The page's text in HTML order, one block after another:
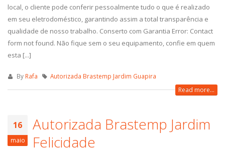
local, o cliente pode conferir pessoalmente tudo o que é realizado
em seu eletrodoméstico, garantindo assim a total transparência e
qualidade de nosso trabalho. Conserto com Garantia Error: Contact
form not found. Não fique sem o seu equipamento, confie em quem
esta [...]
By Rafa Autorizada Brastemp Jardim Guapira
Read more...
16
maio
Autorizada Brastemp Jardim
Felicidade